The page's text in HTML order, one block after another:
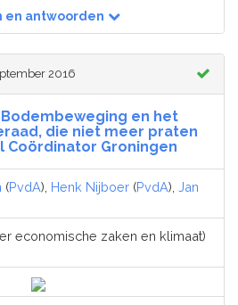
en antwoorden
2016
Bodembeweging en het
die niet meer praten
Coördinator Groningen
(PvdA), Henk Nijboer (PvdA), Jan
economische zaken en klimaat)